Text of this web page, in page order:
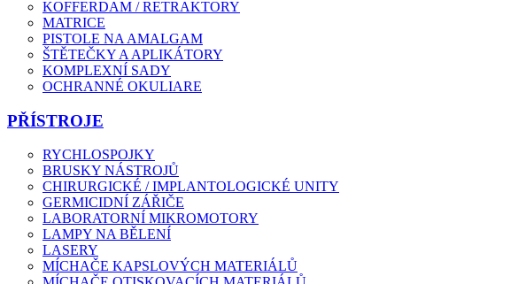
KOFFERDAM / RETRAKTORY
MATRICE
PISTOLE NA AMALGAM
ŠTĚTEČKY A APLIKÁTORY
KOMPLEXNÍ SADY
OCHRANNÉ OKULIARE
PŘÍSTROJE
RYCHLOSPOJKY
BRUSKY NÁSTROJŮ
CHIRURGICKÉ / IMPLANTOLOGICKÉ UNITY
GERMICIDNÍ ZÁŘIČE
LABORATORNÍ MIKROMOTORY
LAMPY NA BĚLENÍ
LASERY
MÍCHAČE KAPSLOVÝCH MATERIÁLŮ